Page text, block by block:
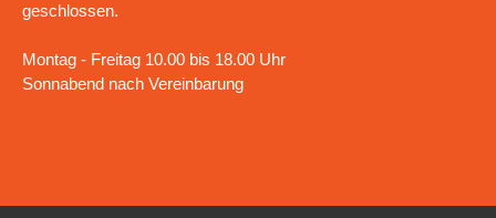
geschlossen.
Montag - Freitag 10.00 bis 18.00 Uhr
Sonnabend nach Vereinbarung